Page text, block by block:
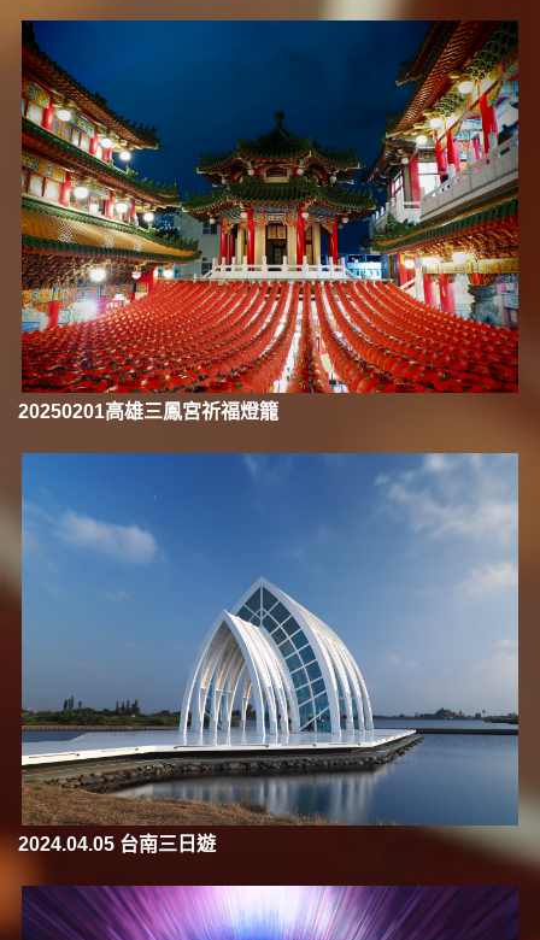
20250201高雄三鳳宮祈福燈籠
2024.04.05 台南三日遊